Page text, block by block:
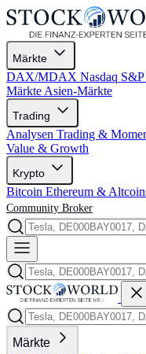
Märkte
DAX/MDAX Nasdaq
Märkte Asien-Märkte
Trading
Analysen Trading &
Value & Growth
Krypto
Bitcoin Ethereum &
Community Broker
Märkte